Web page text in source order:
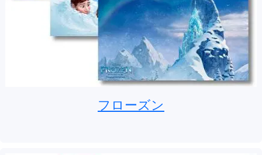
フローズン